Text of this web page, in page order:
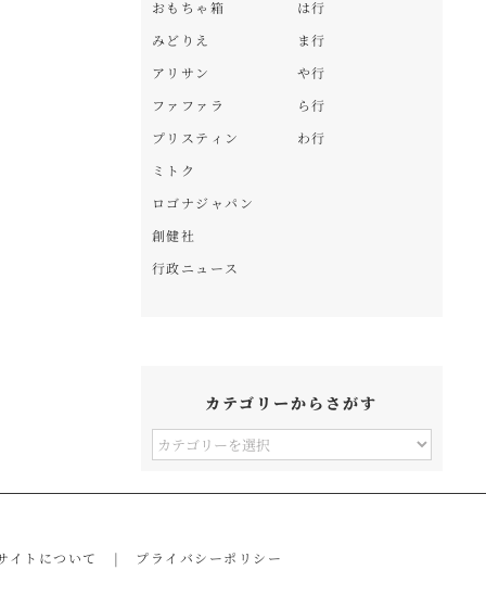
おもちゃ箱
みどりえ
アリサン
ファファラ
プリスティン
ミトク
ロゴナジャパン
創健社
行政ニュース
は行
ま行
や行
ら行
わ行
カテゴリーからさがす
カ
ー
イトについて プライバシーポリシー